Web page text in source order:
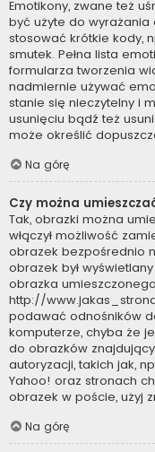
Emotikony, zwane też
być użyte do
stosować krótkie kody,
smutek. Pełna lista
formularza tworzenia
nadmiernie używać
stanie się nieczytelny i
usunięciu bądź też
może określić
Na górę
Czy można
Tak, obrazki można
włączył możliwość
obrazek bezpośrednio
obrazek był
obrazka
http://
podawać odnośników
komputerze, chyba że
do obrazków
autoryzacji, takich jak,
Yahoo! oraz stronach
obrazek w poście, użyj
Na górę